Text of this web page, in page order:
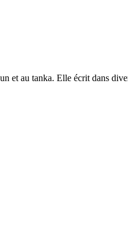
et au tanka. Elle écrit dans